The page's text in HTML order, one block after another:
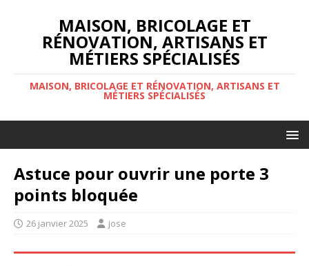
MAISON, BRICOLAGE ET
RÉNOVATION, ARTISANS ET
MÉTIERS SPÉCIALISÉS
MAISON, BRICOLAGE ET RÉNOVATION, ARTISANS ET
MÉTIERS SPÉCIALISÉS
Astuce pour ouvrir une porte 3
points bloquée
26 janvier 2025 jose